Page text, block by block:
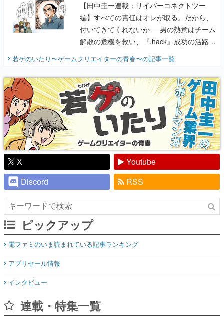
【田中圭一連載：サイバーコネクトツー
編】すべての責任はオレが取る。だから、
付いてきてくれないか──男の熱意はチーム
解散の危機を救い、『.hack』成功の活路を
開く。業界の快男児・松山 洋に流れる血は
『少年ジャンプ』色だった【若ゲのいた
り】
若ゲのいたり〜ゲームクリエイターの青春〜の記事一覧
X
Youtube
Discord
RSS
ピックアップ
電ファミのいま読まれている記事ランキング
アプリセール情報
インタビュー
連載・特集一覧